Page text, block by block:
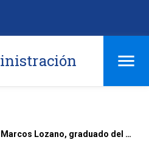
Marcos Lozano, graduado del Magíster en Innovación y fundador de Localshop: “Los clientes nos dicen que somos su esperanza”